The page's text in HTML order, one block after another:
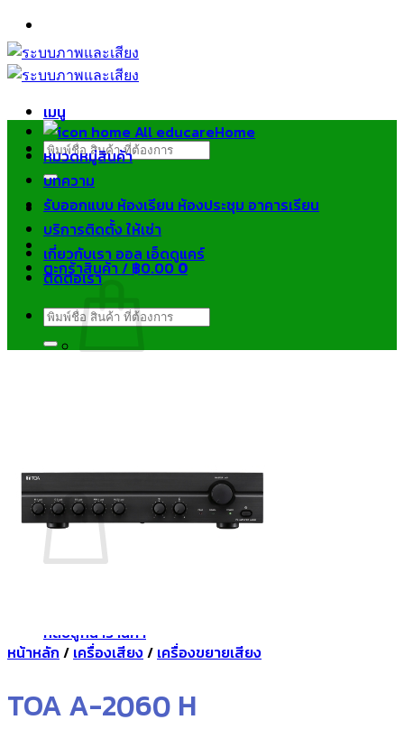
ข้าม
ไป
ยัง
เมนู
ค้นหา:
ตะกร้าสินค้า /฿0.000
ตะกร้าสินค้า
กลับสู่หน้าร้านค้า
Home
หมวดหมู่สินค้า
บทความ
รับออกแบบ ห้องเรียน ห้องประชุม อาคารเรียน
บริการติดตั้ง ให้เช่า
เกี่ยวกับเรา ออล เอ็ดดูแคร์
ติดต่อเรา
ค้นหา:
หน้าหลัก / เครื่องเสียง/ เครื่องขยายเสียง
TOA A-2060 H